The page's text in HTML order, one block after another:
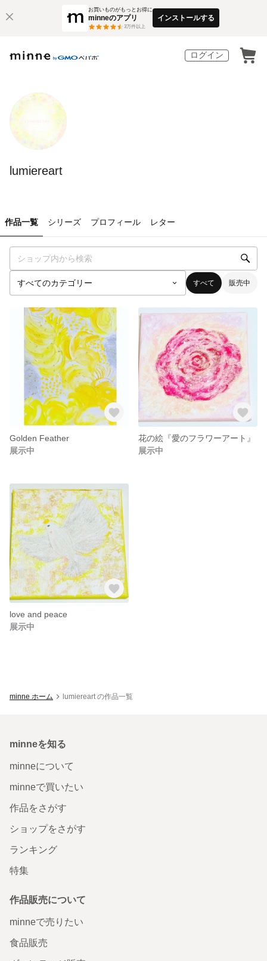
お買いものがもっとお得に
minneのアプリ
3万件以上
インストールする
ログイン
lumiereart
作品一覧 シリーズ プロフィール レター
すべて 販売中
Golden Feather
展示中
花の絵『愛のフラワーアート』
展示中
love and peace
展示中
minne ホーム lumiereart の作品一覧
minneを知る
minneについて
minneで買いたい
作品をさがす
ショップをさがす
ランキング
特集
作品販売について
minneで売りたい
食品販売